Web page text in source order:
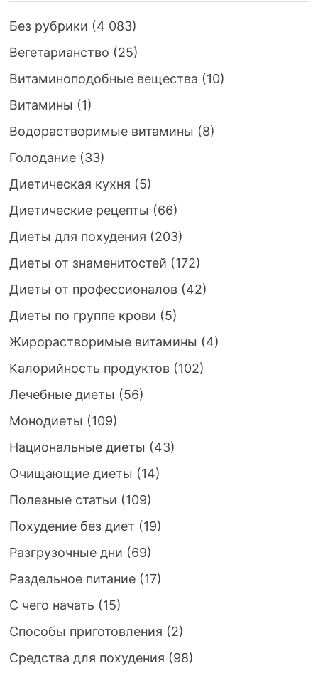
Без рубрики (4 083)
Вегетарианство (25)
Витаминоподобные вещества (10)
Витамины (1)
Водорастворимые витамины (8)
Голодание(33)
Диетическая кухня (5)
Диетические рецепты (66)
Диеты для похудения (203)
Диеты от знаменитостей (172)
Диеты от профессионалов(42)
Диеты по группе крови (5)
Жирорастворимые витамины (4)
Калорийность продуктов(102)
Лечебные диеты (56)
Монодиеты (109)
Национальные диеты (43)
Очищающие диеты (14)
Полезные статьи (109)
Похудение без диет (19)
Разгрузочные дни (69)
Раздельное питание(17)
С чего начать (15)
Способы приготовления (2)
Средства для похудения (98)